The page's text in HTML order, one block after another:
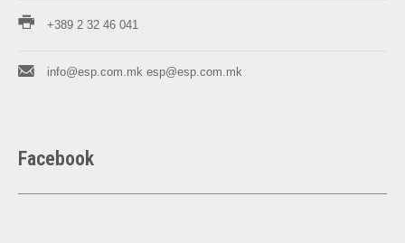
+389 2 32 46 041
info@esp.com.mk esp@esp.com.mk
Facebook